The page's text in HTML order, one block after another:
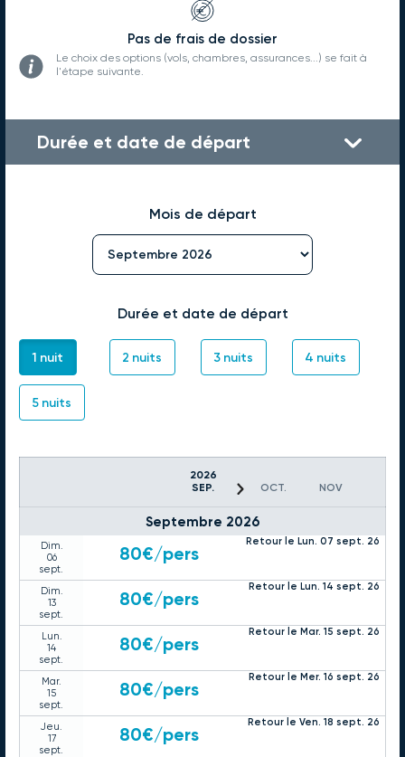
Pas de frais de dossier
Le choix des options (vols, chambres, assurances...) se fait à
l'étape suivante.
Durée et date de départ
Mois de départ
Durée et date de départ
1 nuit 2 nuits 3 nuits 4 nuits
5 nuits
2026
SEP.
OCT. NOV
Septembre 2026
Dim.
06
sept.
80€/pers
Retour le Lun. 07 sept. 26
Dim.
13
sept.
80€/pers
Retour le Lun. 14 sept. 26
Lun.
14
sept.
80€/pers
Retour le Mar. 15 sept. 26
Mar.
15
sept.
80€/pers
Retour le Mer. 16 sept. 26
Jeu.
17
sept.
80€/pers
Retour le Ven. 18 sept. 26